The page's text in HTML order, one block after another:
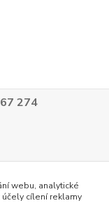
274
webu, analytické
cílení reklamy